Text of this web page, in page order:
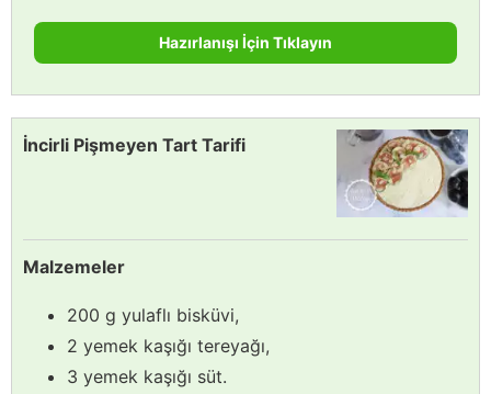
Hazırlanışı İçin Tıklayın
İncirli Pişmeyen Tart Tarifi
Malzemeler
200 g yulaflı bisküvi,
2 yemek kaşığı tereyağı,
3 yemek kaşığı süt.